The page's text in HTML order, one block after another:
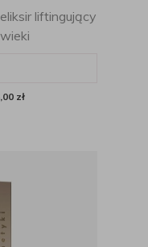
liftingujący
zł